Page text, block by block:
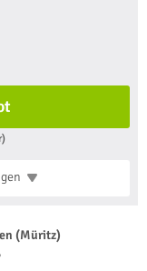
(Müritz)